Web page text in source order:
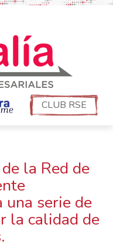
CLUB RSE
la Red de
una serie de
la calidad de